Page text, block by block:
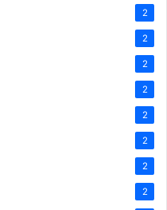
2
2
2
2
2
2
2
2